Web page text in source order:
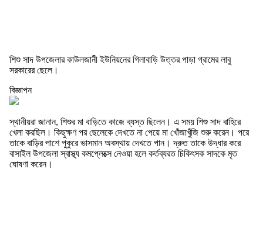
শিশু সাদ উপজেলার কাউলজানী ইউনিয়নের গিলাবাড়ি উত্তর পাড়া গ্রামের লাবু
সরকারের ছেলে।
বিজ্ঞাপন
স্থানীয়রা জানান, শিশুর মা বাড়িতে কাজে ব্যস্ত ছিলেন। এ সময় শিশু সাদ বাহিরে
খেলা করছিল। কিছুক্ষণ পর ছেলেকে দেখতে না পেয়ে মা খোঁজাখুঁজি শুরু করেন। পরে
তাকে বাড়ির পাশে পুকুরে ভাসমান অবস্থায় দেখতে পান। দ্রুত তাকে উদ্ধার করে
বাসাইল উপজেলা স্বাস্থ্য কমপ্লেক্সে নেওয়া হলে কর্তব্যরত চিকিৎসক সাদকে মৃত
ঘোষণা করেন।